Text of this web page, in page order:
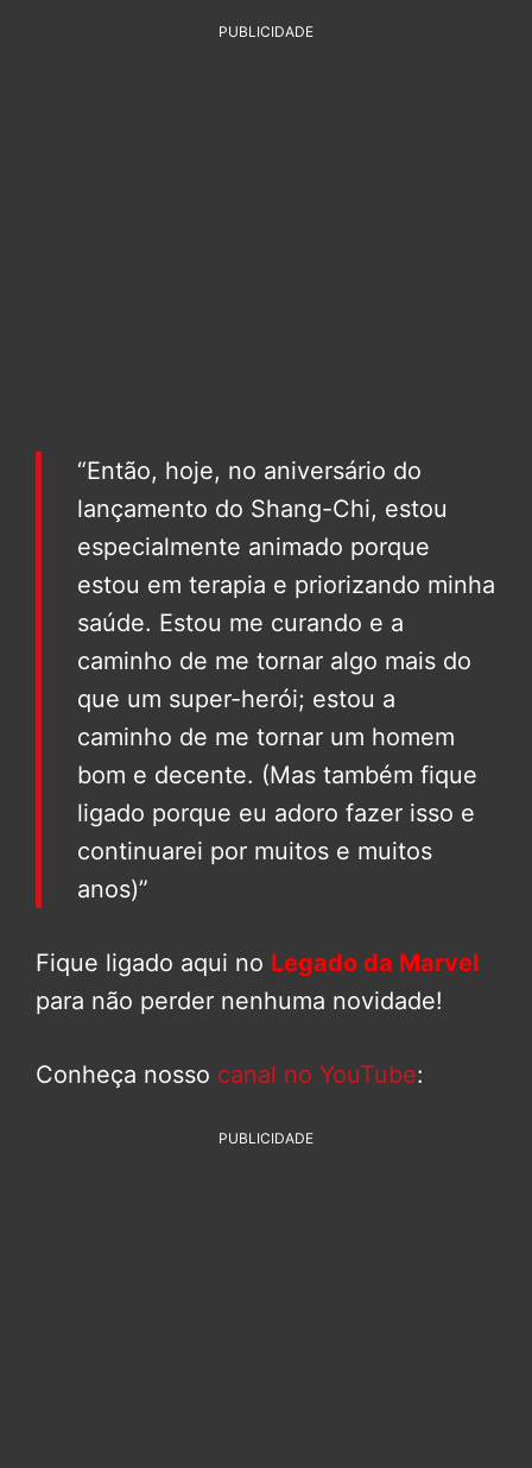
PUBLICIDADE
“Então, hoje, no aniversário do
lançamento do Shang-Chi, estou
especialmente animado porque
estou em terapia e priorizando minha
saúde. Estou me curando e a
caminho de me tornar algo mais do
que um super-herói; estou a
caminho de me tornar um homem
bom e decente. (Mas também fique
ligado porque eu adoro fazer isso e
continuarei por muitos e muitos
anos)”
Fique ligado aqui no Legado da Marvel
para não perder nenhuma novidade!
Conheça nosso canal no YouTube:
PUBLICIDADE